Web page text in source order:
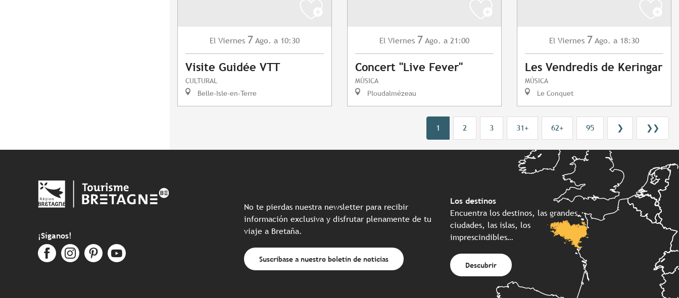
El Viernes 7 Ago. a 10:30
Visite Guidée VTT
CULTURAL
Belle-Isle-en-Terre
El Viernes 7 Ago. a 21:00
Concert "Live Fever"
MÚSICA
Ploudalmézeau
El Viernes 7 Ago. a 18:30
Les Vendredis de Keringar
MÚSICA
Le Conquet
1 2 3 31+ 62+ 95 ❯ ❯❯
¡Síganos!
No te pierdas nuestra newsletter para recibir
información exclusiva y disfrutar plenamente de tu
viaje a Bretaña.
Suscríbase a nuestro boletín de noticias
Los destinos
Encuentra los destinos, las grandes
ciudades, las islas, los
imprescindibles…
Descubrir